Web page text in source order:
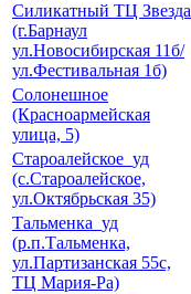
Силикатный ТЦ Звезда
(г.Барнаул
ул.Новосибирская 11б/
ул.Фестивальная 1б)
Солонешное
(Красноармейская
улица, 5)
Староалейское_уд
(с.Староалейское,
ул.Октябрьская 35)
Тальменка_уд
(р.п.Тальменка,
ул.Партизанская 55с,
ТЦ Мария-Ра)